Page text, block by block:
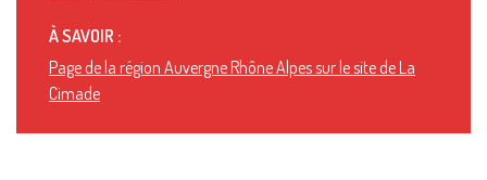
À SAVOIR :
Page de la région Auvergne Rhône Alpes sur le site de La
Cimade